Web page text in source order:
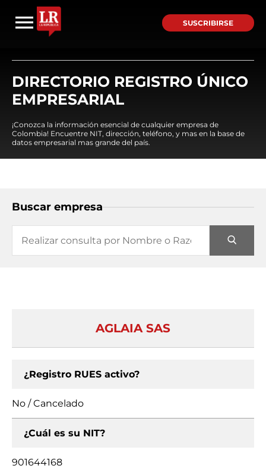
SUSCRIBIRSE
DIRECTORIO REGISTRO ÚNICO
EMPRESARIAL
¡Conozca la información esencial de cualquier empresa de
Colombia! Encuentre NIT, dirección, teléfono, y mas en la base de
datos empresarial mas grande del país.
Buscar empresa
AGLAIA SAS
¿Registro RUES activo?
No / Cancelado
¿Cuál es su NIT?
901644168